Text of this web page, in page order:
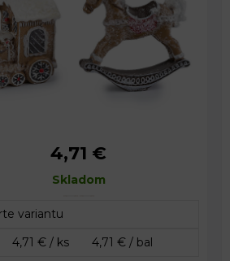
č. 1: 4,5 x 4,5 x 3 cm
č. 2: 6 x 6 x 1,3 cm
4,71 €
Skladom